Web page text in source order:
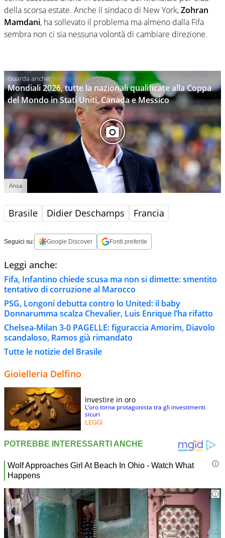
della scorsa estate. Anche il sindaco di New York,Zohran
Mamdani, ha sollevato il problema ma almeno dalla Fifa
sembra non ci sia nessuna volontà di cambiare direzione.
Mondiali 2026, tutte la nazionali qualificate alla Coppa
del Mondo in Stati Uniti, Canada e Messico
Ansa
Brasile Didier Deschamps Francia
Seguici su: Google Discover Fonti preferite
Leggi anche:
Fifa, Infantino chiede scusa ma non si dimette: smentito
tentativo di corruzione al Marocco
PSG, Longoni debutta contro lo United: il baby
Donnarumma scalza Chevalier, Luis Enrique l’ha rifatto
Chelsea-Milan 3-0 PAGELLE: figuraccia Amorim, Diavolo
scandaloso, Ramos già rimandato
Tutte le notizie del Brasile
Gioielleria Delfino
Investire in oro
L’oro torna protagonista tra gli investimenti
sicuri
LEGGI